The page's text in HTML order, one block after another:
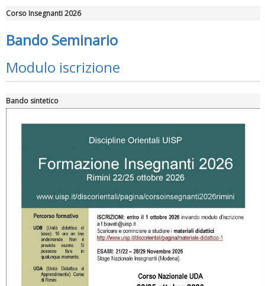
Ddl Lobby, Uisp: “Il Parlamento valorizzi le nostre specificità"
La formazione Uisp rallenta ma prosegue anche in estate
Corso Insegnanti 2026
Bando Seminario
Modulo iscrizione
Bando sintetico